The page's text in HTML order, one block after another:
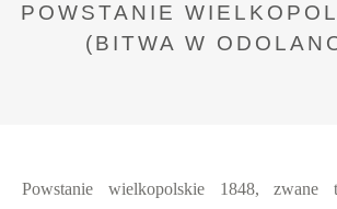
POWSTANIE
(BITWA W
Powstanie wielkopolskie 1848, zwane